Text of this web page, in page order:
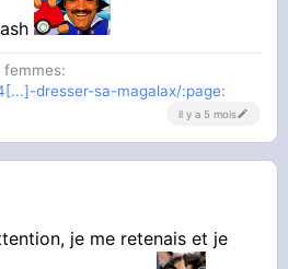
femmes:
dresser-sa-magalax/:page:
il y a 5 mois
je me retenais et je